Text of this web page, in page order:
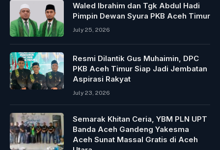
Waled Ibrahim dan Tgk Abdul Hadi
Pimpin Dewan Syura PKB Aceh Timur
July 25, 2026
Resmi Dilantik Gus Muhaimin, DPC
PKB Aceh Timur Siap Jadi Jembatan
Aspirasi Rakyat
July 23, 2026
Semarak Khitan Ceria, YBM PLN UPT
Banda Aceh Gandeng Yakesma
Aceh Sunat Massal Gratis di Aceh